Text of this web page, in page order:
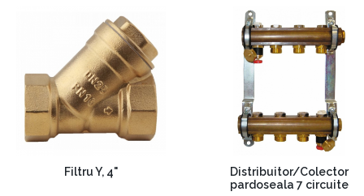
Filtru Y, 4"
Distribuitor/Colector
pardoseala 7 circuite